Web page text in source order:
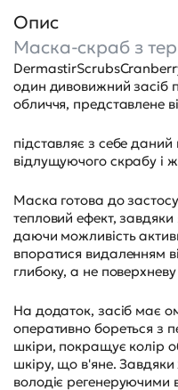
Опис
Маска-скраб з
один дивовижний засіб
обличчя, представлене
підставляє з себе
відлущуючого скрабу і
Маска готова до
тепловий ефект,
даючи можливість
впоратися видаленням
глибоку, а не
На додаток, засіб має
оперативно бореться з
шкіри, покращує колір
шкіру, що в'яне.
володіє